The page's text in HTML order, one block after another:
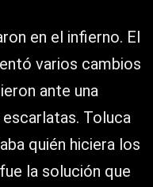
en el infierno. El
varios cambios
ante una
Toluca
quién hiciera los
la solución que